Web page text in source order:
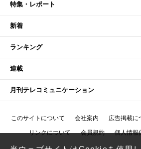
特集・レポート
新着
ランキング
連載
月刊テレコミュニケーション
このサイトについて 会社案内 広告掲載に
リンクについて 会員規約 個人情報